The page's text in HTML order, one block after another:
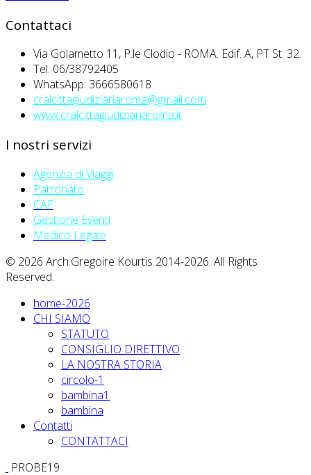
Contattaci
Via Golametto 11, P.le Clodio - ROMA. Edif. A, PT St. 32.
Tel. 06/38792405
WhatsApp: 3666580618
cralcittagiudiziariaroma@gmail.com
www.cralcittagiudiziariaroma.it
I nostri servizi
Agenzia di Viaggi
Patronato
CAF
Gestione Eventi
Medico Legale
© 2026 Arch.Gregoire Kourtis 2014-2026. All Rights
Reserved.
home-2026
CHI SIAMO
STATUTO
CONSIGLIO DIRETTIVO
LA NOSTRA STORIA
circolo-1
bambina1
bambina
Contatti
CONTATTACI